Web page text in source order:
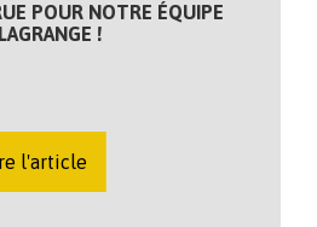
POUR NOTRE ÉQUIPE
!
l'article